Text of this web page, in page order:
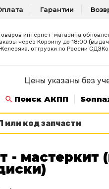
Гарантии
интернет-магазина
через Корзину до 18:00
отгрузки по России
Цены указаны без
Поиск АКПП
- мастеркит